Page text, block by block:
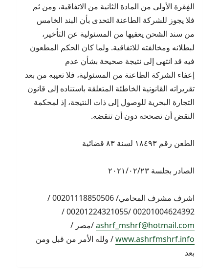
الفِقرة الأولى من المادة الثانية من الاتفاقية، ومن ثم
فلا يجوز للشركة الطاعنة التحدى بأن البند الخامس
من سند الشحن يعفيها من المسئولية عن التأخير،
لبطلانه ومخالفته للاتفاقية. ولما كان الحكم المطعون
فيه قد انتهى إلى نتيجة صحيحة بشأن عدم
إعفاء الشركة الطاعنة من المسئولية، فلا تعيبه من بعد
تقريراته القانونية الخاطئة المتعلقة باستناده إلى قانون
التجارة البحرية للوصول إلى ذات النتيجة، إذ لمحكمة
النقض أن تصححه دون أن تنقضه.
الطعن رقم ١٨٤٩٣ لسنة ٨٣ قضائية
الصادر بجلسة ٢٠٢١/٠٢/٢٣
اشرف مشرف المحامي/ 00201118850506 /
00201004624392 /00201224321055 /
ashrf_mshrf@hotmail.com/مصر /
www.ashrfmshrf.info/ ولله الأمر من قبل ومن
بعد